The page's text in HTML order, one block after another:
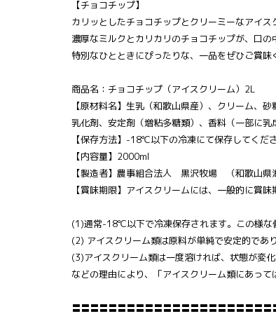
【チョコチップ】
カリッとしたチョコチップとクリーミーなアイ
濃厚なミルクとカリカリのチョコチップが、口の
特別なひとときにぴったりな、一品をぜひご賞味
商品名：チョコチップ（アイスクリーム）2L
【原材料名】生乳（和歌山県産）、クリーム、
乳化剤、安定剤（増粘多糖類）、香料（一部に乳
【保存方法】-18℃以下の冷凍にて保存してくださ
【内容量】2000ml
【製造者】農事組合法人 黒沢牧場 （和歌山県
【賞味期限】アイスクリームには、一般的に賞味
(1)通常-18℃以下で冷凍保存されます。この様な
(2) アイスクリーム類は原料が単純で安定的であ
(3)アイスクリーム類は一度溶ければ、状態が変
などの理由により、「アイスクリーム類にあっ
〓〓〓〓〓〓〓〓〓〓〓〓〓〓〓〓〓〓〓〓〓